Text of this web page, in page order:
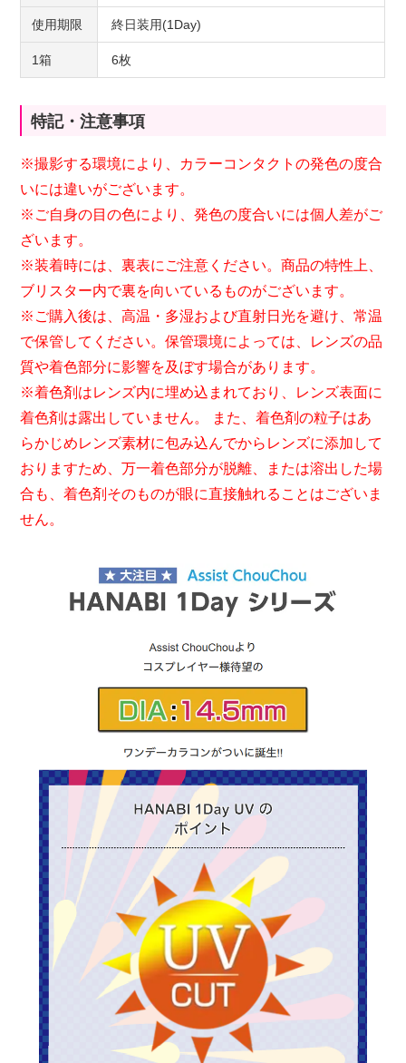
使用期限 終日装用(1Day)
1箱 6枚
特記・注意事項
※撮影する環境により、カラーコンタクトの発色の度合
いには違いがございます。
※ご自身の目の色により、発色の度合いには個人差がご
ざいます。
※装着時には、裏表にご注意ください。商品の特性上、
ブリスター内で裏を向いているものがございます。
※ご購入後は、高温・多湿および直射日光を避け、常温
で保管してください。保管環境によっては、レンズの品
質や着色部分に影響を及ぼす場合があります。
※着色剤はレンズ内に埋め込まれており、レンズ表面に
着色剤は露出していません。 また、着色剤の粒子はあ
らかじめレンズ素材に包み込んでからレンズに添加して
おりますため、万一着色部分が脱離、または溶出した場
合も、着色剤そのものが眼に直接触れることはございま
せん。